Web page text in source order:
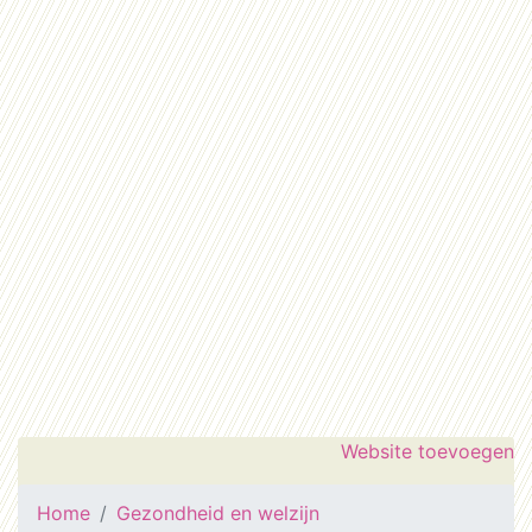
Website toevoegen
Home
Gezondheid en welzijn